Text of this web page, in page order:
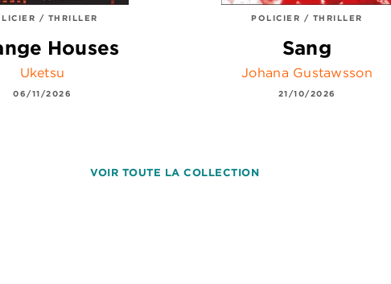
/ THRILLER
Houses
Uketsu
06/11/2026
POLICIER / THRILLER
Sang
Johana Gustawsson
21/10/2026
VOIR TOUTE LA COLLECTION